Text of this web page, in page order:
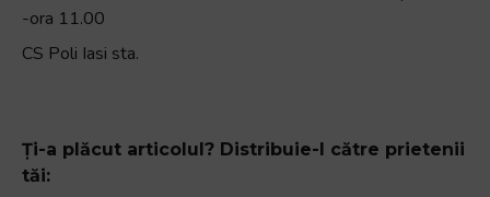
-ora 11.00
CS Poli Iasi sta.
Ți-a plăcut articolul? Distribuie-l către prietenii
tăi: